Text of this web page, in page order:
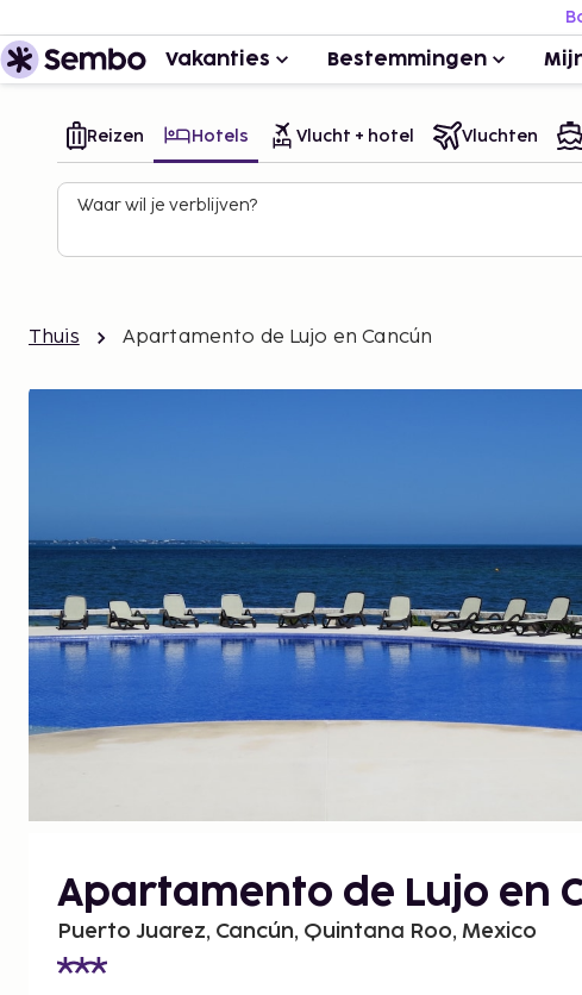
Vakanties Bestemmingen
Reizen Hotels Vlucht + hotel Vluchten
Waar wil je verblijven?
Thuis Apartamento de Lujo en Cancún
Apartamento de Lujo en
Puerto Juarez, Cancún, Quintana Roo, Mexico